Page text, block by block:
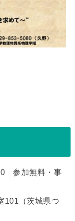
参加無料・事
101（茨城県つ